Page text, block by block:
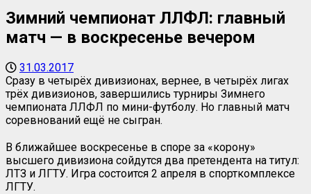
Зимний чемпионат ЛЛФЛ: главный
матч — в воскресенье вечером
31.03.2017
Сразу в четырёх дивизионах, вернее, в четырёх лигах
трёх дивизионов, завершились турниры Зимнего
чемпионата ЛЛФЛ по мини-футболу. Но главный матч
соревнований ещё не сыгран.
В ближайшее воскресенье в споре за «корону»
высшего дивизиона сойдутся два претендента на титул:
ЛТЗ и ЛГТУ. Игра состоится 2 апреля в спорткомплексе
ЛГТУ.